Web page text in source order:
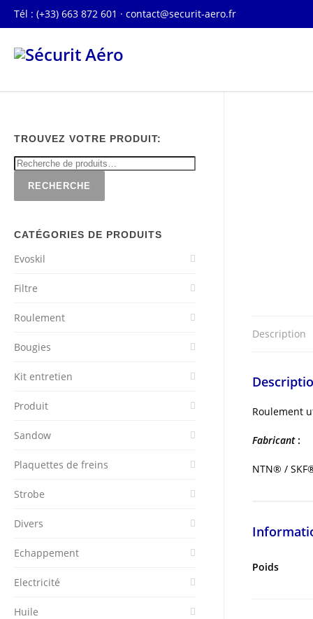
Tél : (+33) 663 872 601 · contact@securit-aero.fr
Description
Roulement
Fabricant:
NTN® /
Poids
TROUVEZ VOTRE PRODUIT:
RECHERCHE
CATÉGORIES DE PRODUITS
Evoskil
Filtre
Roulement
Bougies
Kit entretien
Produit
Sandow
Plaquettes de freins
Strobe
Divers
Echappement
Electricité
Huile